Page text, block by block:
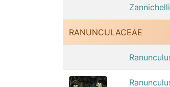
RANUNCULACEAE